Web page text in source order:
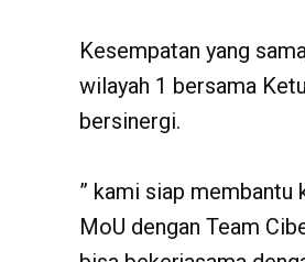
Kesempatan yang
wilayah 1 bersama
bersinergi.
” kami siap membantu
MoU dengan Team